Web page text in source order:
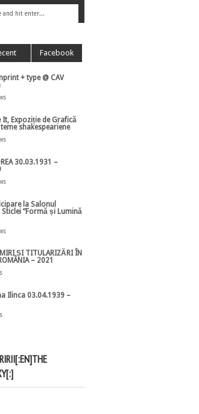
Facebook
+ type @ CAV
It, Expoziție de Grafică
shakespeariene
30.03.1931 –
la Salonul
”Formă și Lumină
ȘI TITULARIZĂRI ÎN
– 2021
Ilinca 03.04.1939 –